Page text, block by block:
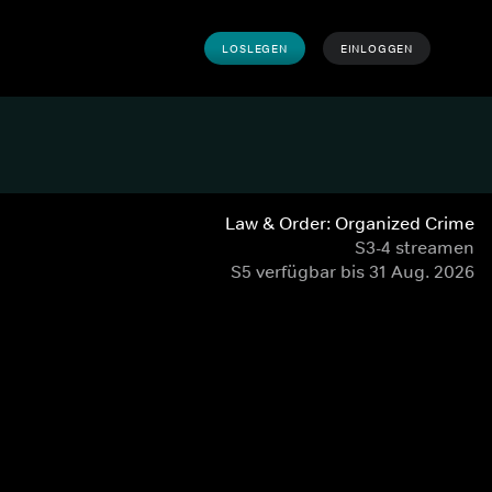
LOSLEGEN EINLOGGEN
Law & Order: Organized Crime
S3-4 streamen
S5 verfügbar bis 31 Aug. 2026